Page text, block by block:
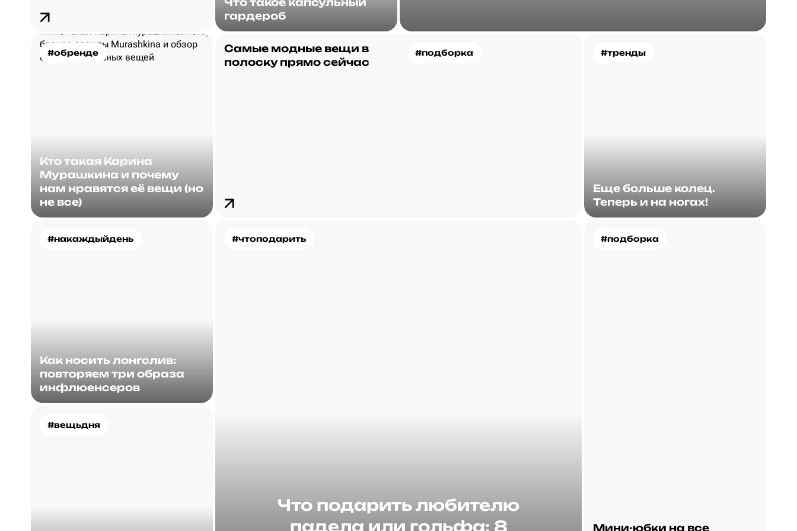
гардероб
#обренде
Кто такая Карина
Мурашкина и почему
нам нравятся её вещи (но
не все)
#подборка
Самые модные вещи в
полоску прямо сейчас
#тренды
Еще больше колец.
Теперь и на ногах!
#накаждыйдень
Как носить лонгслив:
повторяем три образа
инфлюенсеров
#чтоподарить
Что подарить любителю
падела или гольфа: 8
#подборка
Мини-юбки на все
#вещьдня